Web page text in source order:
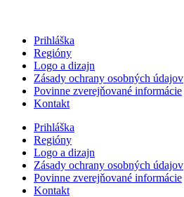
Prihláška
Regióny
Logo a dizajn
Zásady ochrany osobných údajov
Povinne zverejňované informácie
Kontakt
Prihláška
Regióny
Logo a dizajn
Zásady ochrany osobných údajov
Povinne zverejňované informácie
Kontakt